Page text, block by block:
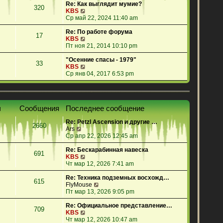
е
т
и
к
о
с
л
д
н
м
у
с
о
б
щ
е
н
ю
320
Re: Как выглядит мумие?
KBS
е
р
е
т
и
к
о
с
е
д
н
м
у
с
о
о
щ
е
н
и
ю
Ср май 22, 2024 11:40 am
17
Re: По работе форума
KBS
е
р
е
т
и
п
о
с
е
д
н
е
м
с
о
о
б
щ
е
н
ю
Пт ноя 21, 2014 10:10 pm
33
"Осенние спасы - 1979"
KBS
е
р
й
т
и
п
о
с
л
е
н
е
м
у
с
о
о
щ
Ср янв 04, 2017 6:53 pm
Сообщения Последнее сообщение
2660
Re: Petzl Ascension и другие …
Ars
П
е
р
е
й
т
и
к
п
о
с
л
е
д
Ср апр 22, 2026 12:45 am
691
Re: Бескарабинная навеска
KBS
е
р
е
й
т
и
к
о
Чт мар 12, 2026 7:41 am
615
Re: Техника подземных восхожд…
FlyMouse
е
р
е
т
Пт мар 13, 2026 9:05 pm
709
Re: Официальное представление…
KBS
е
Чт мар 12, 2026 10:47 am